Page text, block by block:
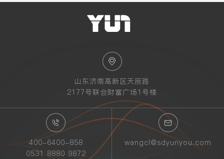
400-6400-858
0531 8880 9872
wangcl@sdyunyou.com
山东济南高新区天辰路
2177号联合财富广场1号楼